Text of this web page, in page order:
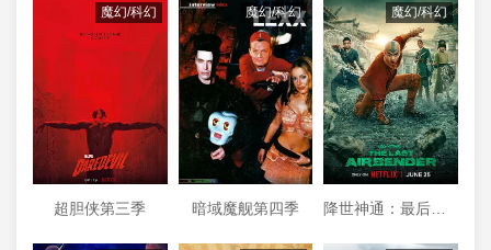
魔幻/科幻
超胆侠第三季
魔幻/科幻
暗域魔舰第四季
魔幻/科幻
降世神通：最后的气宗第二季